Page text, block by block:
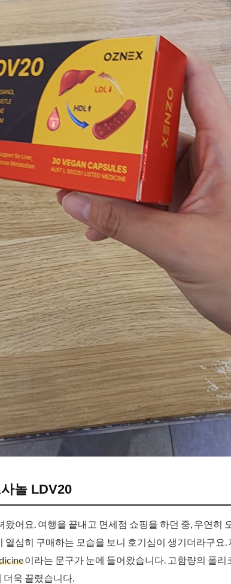
놀 LDV20
왔어요. 여행을 끝내고 면세점 쇼핑을 하던 중, 우연히
심히 구매하는 모습을 보니 호기심이 생기더라구요.
이라는 문구가 눈에 들어왔습니다. 고함량의 폴리
욱 끌렸습니다.